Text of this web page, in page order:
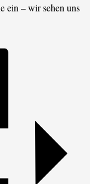
ein – wir sehen uns